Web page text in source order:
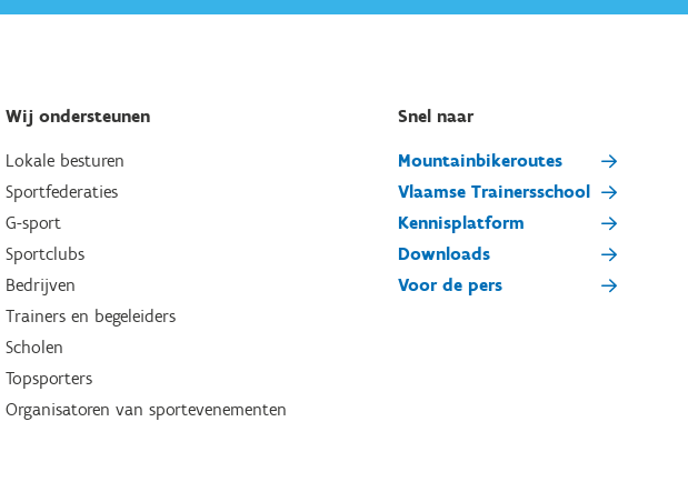
Wij ondersteunen
Lokale besturen
Sportfederaties
G-sport
Sportclubs
Bedrijven
Trainers en begeleiders
Scholen
Topsporters
Organisatoren van sportevenementen
Snel naar
Mountainbikeroutes
Vlaamse Trainersschool
Kennisplatform
Downloads
Voor de pers